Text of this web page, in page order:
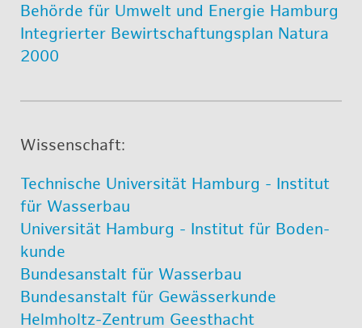
Be­hör­de für Um­welt und En­er­gie Ham­burg
In­te­grier­ter Be­wirt­schaf­tungs­plan Na­tu­ra
2000
Wis­sen­schaft:
Tech­ni­sche Uni­ver­si­tät Ham­burg - In­sti­tut
für Was­ser­bau
Uni­ver­si­tät Ham­burg - In­sti­tut für Bo­den­
kun­de
Bun­des­an­stalt für Was­ser­bau
Bun­des­an­stalt für Ge­wäss­er­kun­de
Helm­holtz-Zen­trum Geest­hacht